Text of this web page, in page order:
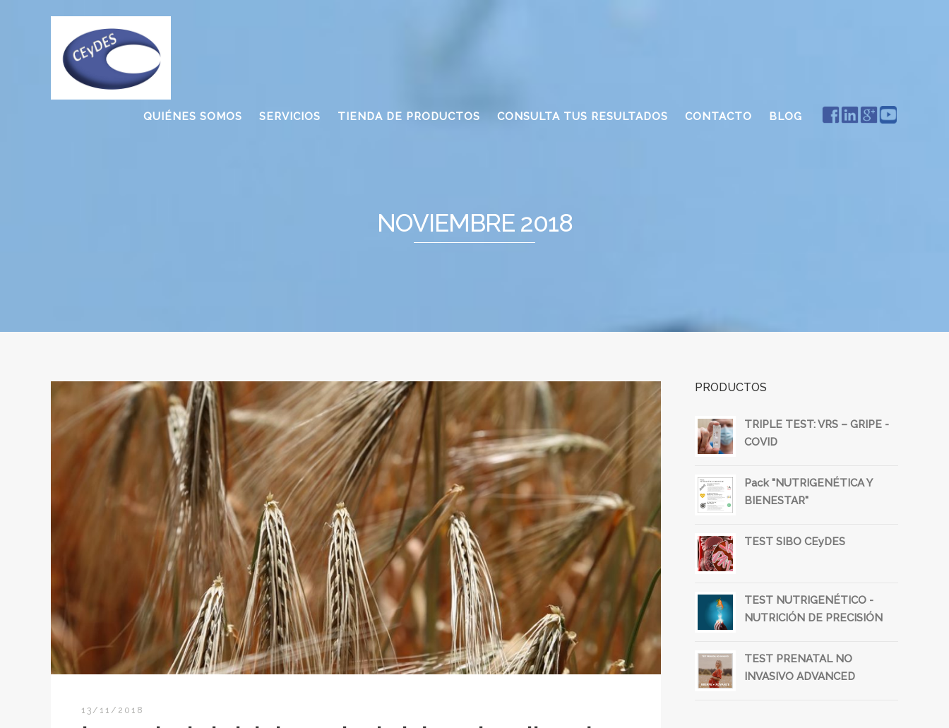
QUIÉNES SOMOS SERVICIOS TIENDA DE PRODUCTOS CONSULTA TUS RESULTADOS CONTACTO BLOG
NOVIEMBRE 2018
13/11/2018
PRODUCTOS
TRIPLE TEST: VRS – GRIPE -
COVID
Pack "NUTRIGENÉTICA Y
BIENESTAR"
TEST SIBO CEyDES
TEST NUTRIGENÉTICO -
NUTRICIÓN DE PRECISIÓN
TEST PRENATAL NO
INVASIVO ADVANCED